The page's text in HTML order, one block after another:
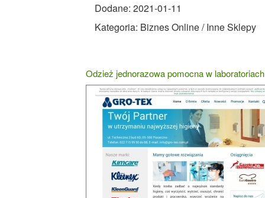
Dodane: 2021-01-11
Kategoria: Biznes Online / Inne Sklepy
Odzież jednorazowa pomocna w laboratoriach